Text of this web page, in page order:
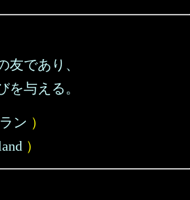
友であり、
を与える。
ン ）
）